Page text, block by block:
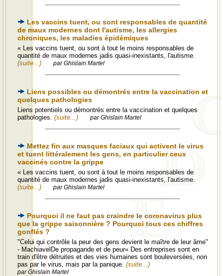
Les vaccins tuent, ou sont responsables de quantité
de maux modernes dont l'autisme, les allergies
chroniques, les maladies épidémiques
« Les vaccins tuent, ou sont à tout le moins responsables de
quantité de maux modernes jadis quasi-inexistants, l'autisme.
(suite...)
par Ghislain Martel
Liens possibles ou démontrés entre la vaccination et
quelques pathologies
Liens potentiels ou démontrés entre la vaccination et quelques
pathologies. (suite...) par Ghislain Martel
Mettez fin aux masques faciaux qui activent le virus
et tuent littéralement les gens, en particulier ceux
vaccinés contre la grippe
« Les vaccins tuent, ou sont à tout le moins responsables de
quantité de maux modernes jadis quasi-inexistants, l'autisme.
(suite...)
par Ghislain Martel
Pourquoi il ne faut pas craindre le coronavirus plus
que la grippe saisonnière ? Pourquoi tous ces chiffres
gonflés ?
"Celui qui contrôle la peur des gens devient le maître de leur âme"
- MachiavelDe propagande et de peur« Des entreprises sont en
train d'être détruites et des vies humaines sont bouleversées, non
pas par le virus, mais par la panique. (suite...)
par Ghislain Martel